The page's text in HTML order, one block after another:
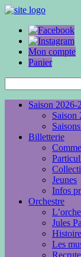
Mon compte
Panier
Saison 2026-
Saison
Billetterie
Jeunes
Infos
Orchestre
Jules
Histoire
Les